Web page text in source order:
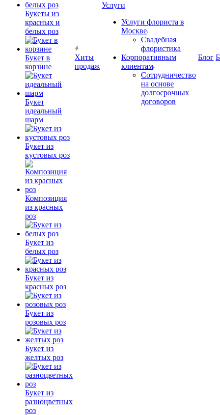
Букеты из
красных и
белых роз
Букет в
корзине
Букет
идеальный
шарм
Букет из
кустовых роз
Композиция
из красных
роз
Букет из
белых роз
Букет из
красных роз
Букет из
розовых роз
Букет из
желтых роз
Букет из
разноцветных
роз
Хиты
продаж
Услуги
Услуги флориста в
Москве
Свадебная
флористика
Корпоративным
клиентам
Сотрудничество
на основе
долгосрочных
договоров
Блог